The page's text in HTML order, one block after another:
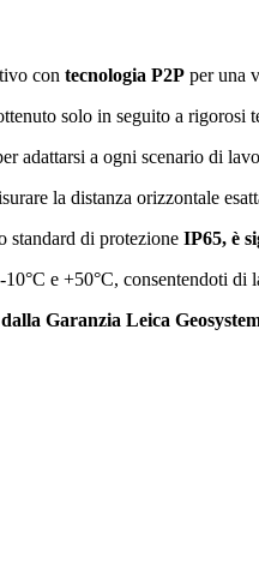
con tecnologia P2P per una
solo in seguito a rigorosi
adattarsi a ogni scenario di
la distanza orizzontale
standard di protezione IP65, è
e +50°C, consentendoti di
Garanzia Leica